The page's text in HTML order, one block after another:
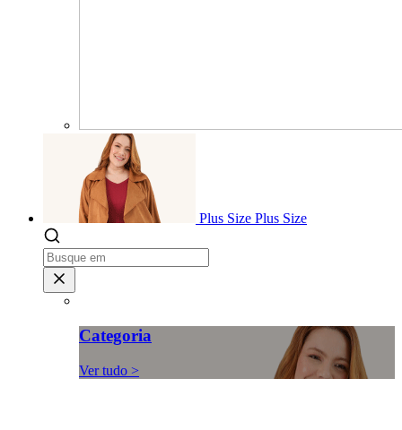
Plus Size Plus Size
Categoria
Ver tudo >